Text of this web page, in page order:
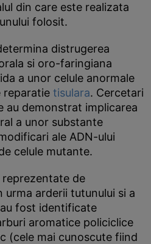
din care este realizata
folosit.
distrugerea
si oro-faringiana
a unor celule anormale
reparatie tisulara. Cercetari
au demonstrat implicarea
a unor substante
ale ADN-ului
celule mutante.
de
urma arderii tutunului si a
fost identificate
aromatice policiclice
(cele mai cunoscute fiind